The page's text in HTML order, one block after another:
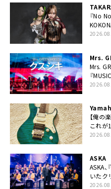
『No
ー
Mrs.
Mrs.
『
シキ」
【俺の
これが
ASKA
ASKA
いたク